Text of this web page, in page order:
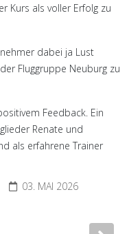
Kurs als voller Erfolg zu
dabei ja Lust
Fluggruppe Neuburg zu
Feedback. Ein
Renate und
als erfahrene Trainer
03. MAI 2026